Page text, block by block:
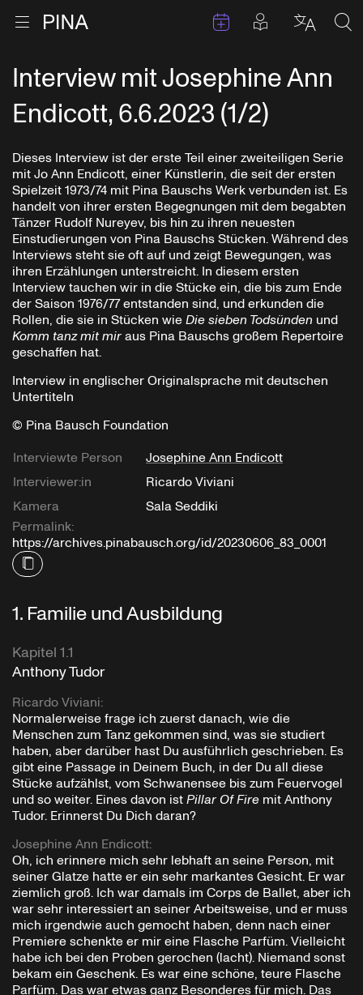
Menu öffnen TermineBeiträge in
Interview mit Josephine Ann
Endicott, 6.6.2023 (1/2)
Dieses Interview ist der erste Teil einer zweiteiligen Serie
mit Jo Ann Endicott, einer Künstlerin, die seit der ersten
Spielzeit 1973/74 mit Pina Bauschs Werk verbunden ist. Es
handelt von ihrer ersten Begegnungen mit dem begabten
Tänzer Rudolf Nureyev, bis hin zu ihren neuesten
Einstudierungen von Pina Bauschs Stücken. Während des
Interviews steht sie oft auf und zeigt Bewegungen, was
ihren Erzählungen unterstreicht. In diesem ersten
Interview tauchen wir in die Stücke ein, die bis zum Ende
der Saison 1976/77 entstanden sind, und erkunden die
Rollen, die sie in Stücken wieDie sieben Todsünden und
Komm tanz mit miraus Pina Bauschs großem Repertoire
geschaffen hat.
Interview in englischer Originalsprache mit deutschen
Untertiteln
© Pina Bausch Foundation
Interviewte Person
Josephine Ann Endicott
Interviewer:in
Ricardo Viviani
Kamera
Sala Seddiki
Permalink:
https://archives.pinabausch.org/id/20230606_83_0001
1. Familie und Ausbildung
Kapitel 1.1
Anthony Tudor
Ricardo Viviani:
Normalerweise frage ich zuerst danach, wie die
Menschen zum Tanz gekommen sind, was sie studiert
haben, aber darüber hast Du ausführlich geschrieben. Es
gibt eine Passage in Deinem Buch, in der Du all diese
Stücke aufzählst, vom Schwanensee bis zum Feuervogel
und so weiter. Eines davon istPillar Of Fire mit Anthony
Tudor. Erinnerst Du Dich daran?
Josephine Ann Endicott:
Oh, ich erinnere mich sehr lebhaft an seine Person, mit
seiner Glatze hatte er ein sehr markantes Gesicht. Er war
ziemlich groß. Ich war damals im Corps de Ballet, aber ich
war sehr interessiert an seiner Arbeitsweise, und er muss
mich irgendwie auch gemocht haben, denn nach einer
Premiere schenkte er mir eine Flasche Parfüm. Vielleicht
habe ich bei den Proben gerochen (lacht). Niemand sonst
bekam ein Geschenk. Es war eine schöne, teure Flasche
Parfüm. Das war etwas ganz Besonderes für mich. Das